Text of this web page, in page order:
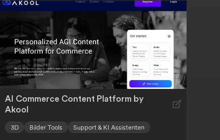
AI Commerce Content Platform by
Akool
3D Bilder Tools Support & KI Assistenten